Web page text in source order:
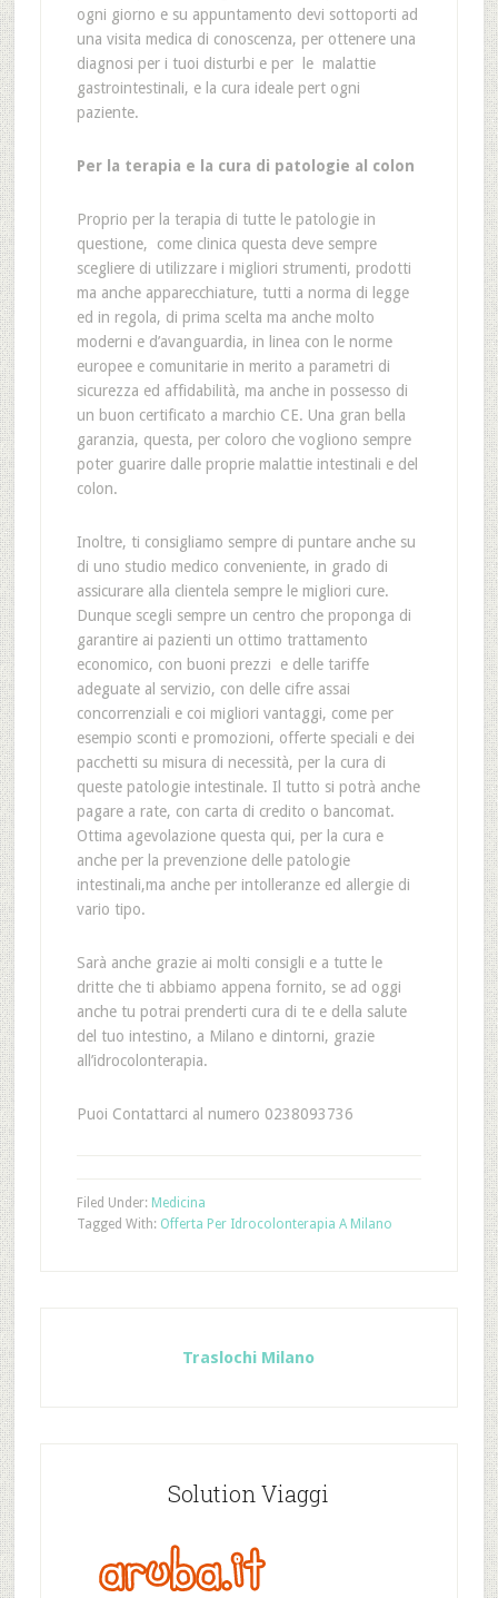
ogni giorno e su appuntamento devi sottoporti ad
una visita medica di conoscenza, per ottenere una
diagnosi per i tuoi disturbi e per le malattie
gastrointestinali, e la cura ideale pert ogni
paziente.
Per la terapia e la cura di patologie al colon
Proprio per la terapia di tutte le patologie in
questione, come clinica questa deve sempre
scegliere di utilizzare i migliori strumenti, prodotti
ma anche apparecchiature, tutti a norma di legge
ed in regola, di prima scelta ma anche molto
moderni e d’avanguardia, in linea con le norme
europee e comunitarie in merito a parametri di
sicurezza ed affidabilità, ma anche in possesso di
un buon certificato a marchio CE. Una gran bella
garanzia, questa, per coloro che vogliono sempre
poter guarire dalle proprie malattie intestinali e del
colon.
Inoltre, ti consigliamo sempre di puntare anche su
di uno studio medico conveniente, in grado di
assicurare alla clientela sempre le migliori cure.
Dunque scegli sempre un centro che proponga di
garantire ai pazienti un ottimo trattamento
economico, con buoni prezzi e delle tariffe
adeguate al servizio, con delle cifre assai
concorrenziali e coi migliori vantaggi, come per
esempio sconti e promozioni, offerte speciali e dei
pacchetti su misura di necessità, per la cura di
queste patologie intestinale. Il tutto si potrà anche
pagare a rate, con carta di credito o bancomat.
Ottima agevolazione questa qui, per la cura e
anche per la prevenzione delle patologie
intestinali,ma anche per intolleranze ed allergie di
vario tipo.
Sarà anche grazie ai molti consigli e a tutte le
dritte che ti abbiamo appena fornito, se ad oggi
anche tu potrai prenderti cura di te e della salute
del tuo intestino, a Milano e dintorni, grazie
all’idrocolonterapia.
Puoi Contattarci al numero 0238093736
Filed Under: Medicina
Tagged With: Offerta Per Idrocolonterapia A Milano
Traslochi Milano
Solution Viaggi